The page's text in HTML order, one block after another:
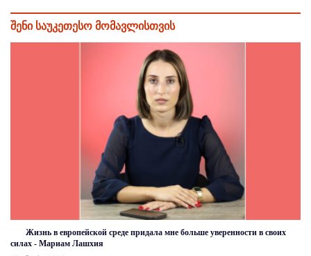
შენი საუკეთესო მომავლისთვის
Жизнь в европейской среде придала мне больше уверенности в своих
силах - Мариам Лашхия